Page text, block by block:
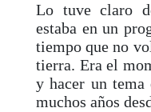
Lo tuve claro
estaba en un
tiempo que no
tierra. Era el
y hacer un tema
muchos años